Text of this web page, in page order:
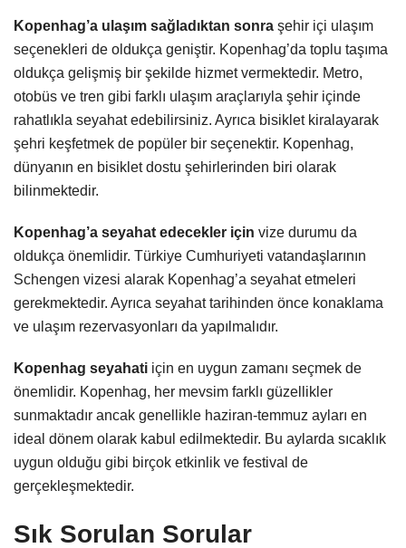
Kopenhag’a ulaşım sağladıktan sonra şehir içi ulaşım
seçenekleri de oldukça geniştir. Kopenhag’da toplu taşıma
oldukça gelişmiş bir şekilde hizmet vermektedir. Metro,
otobüs ve tren gibi farklı ulaşım araçlarıyla şehir içinde
rahatlıkla seyahat edebilirsiniz. Ayrıca bisiklet kiralayarak
şehri keşfetmek de popüler bir seçenektir. Kopenhag,
dünyanın en bisiklet dostu şehirlerinden biri olarak
bilinmektedir.
Kopenhag’a seyahat edecekler için vize durumu da
oldukça önemlidir. Türkiye Cumhuriyeti vatandaşlarının
Schengen vizesi alarak Kopenhag’a seyahat etmeleri
gerekmektedir. Ayrıca seyahat tarihinden önce konaklama
ve ulaşım rezervasyonları da yapılmalıdır.
Kopenhag seyahati için en uygun zamanı seçmek de
önemlidir. Kopenhag, her mevsim farklı güzellikler
sunmaktadır ancak genellikle haziran-temmuz ayları en
ideal dönem olarak kabul edilmektedir. Bu aylarda sıcaklık
uygun olduğu gibi birçok etkinlik ve festival de
gerçekleşmektedir.
Sık Sorulan Sorular